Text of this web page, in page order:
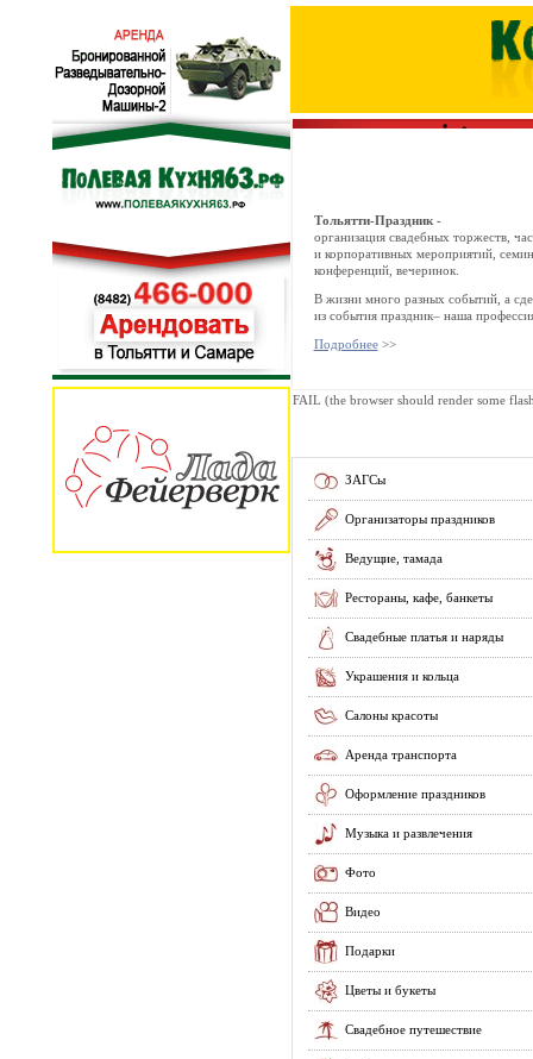
Тольятти-Праздник -
организация свадебных торжеств,
и корпоративных мероприятий,
конференций, вечеринок.
В жизни много разных событий, а
из события праздник– наша
Подробнее>>
FAIL (the browser should render some
ЗАГСы
Организаторы праздников
Ведущие, тамада
Рестораны, кафе, банкеты
Свадебные платья и наряды
Украшения и кольца
Салоны красоты
Аренда транспорта
Оформление праздников
Музыка и развлечения
Фото
Видео
Подарки
Цветы и букеты
Свадебное путешествие